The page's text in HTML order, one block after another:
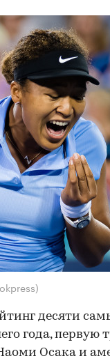
десяти
года, первую
Осака и